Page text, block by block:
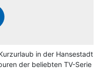
in der Hansestadt
der beliebten TV-Serie